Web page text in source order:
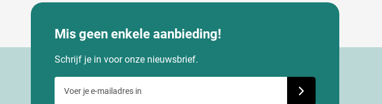
Mis geen enkele aanbieding!
Schrijf je in voor onze nieuwsbrief.